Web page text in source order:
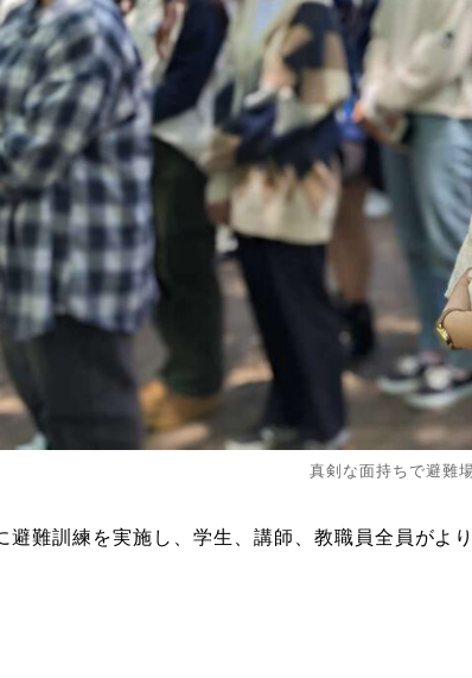
真剣な面持ちで避難
避難訓練を実施し、学生、講師、教職員全員がよ